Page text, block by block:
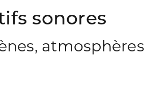
sonores
atmosphères